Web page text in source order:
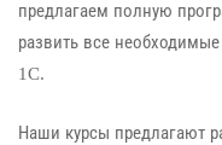
предлагаем полную
развить все
1C.
Наши курсы предлагают